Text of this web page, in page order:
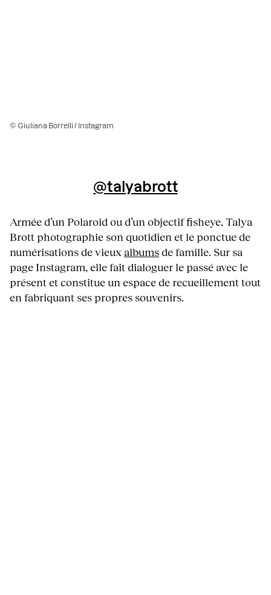
© Giuliana Borrelli / Instagram
@talyabrott
Armée d’un Polaroid ou d’un objectif fisheye, Talya
Brott photographie son quotidien et le ponctue de
numérisations de vieux albumsde famille. Sur sa
page Instagram, elle fait dialoguer le passé avec le
présent et constitue un espace de recueillement tout
en fabriquant ses propres souvenirs.